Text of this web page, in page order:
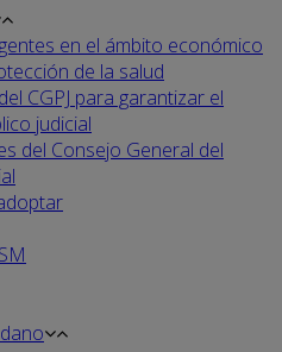
en el ámbito económico
de la salud
CGPJ para garantizar el
judicial
del Consejo General del